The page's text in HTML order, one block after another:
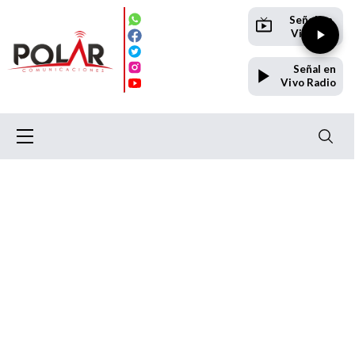
Señal en
Vivo TV
Señal en
Vivo Radio